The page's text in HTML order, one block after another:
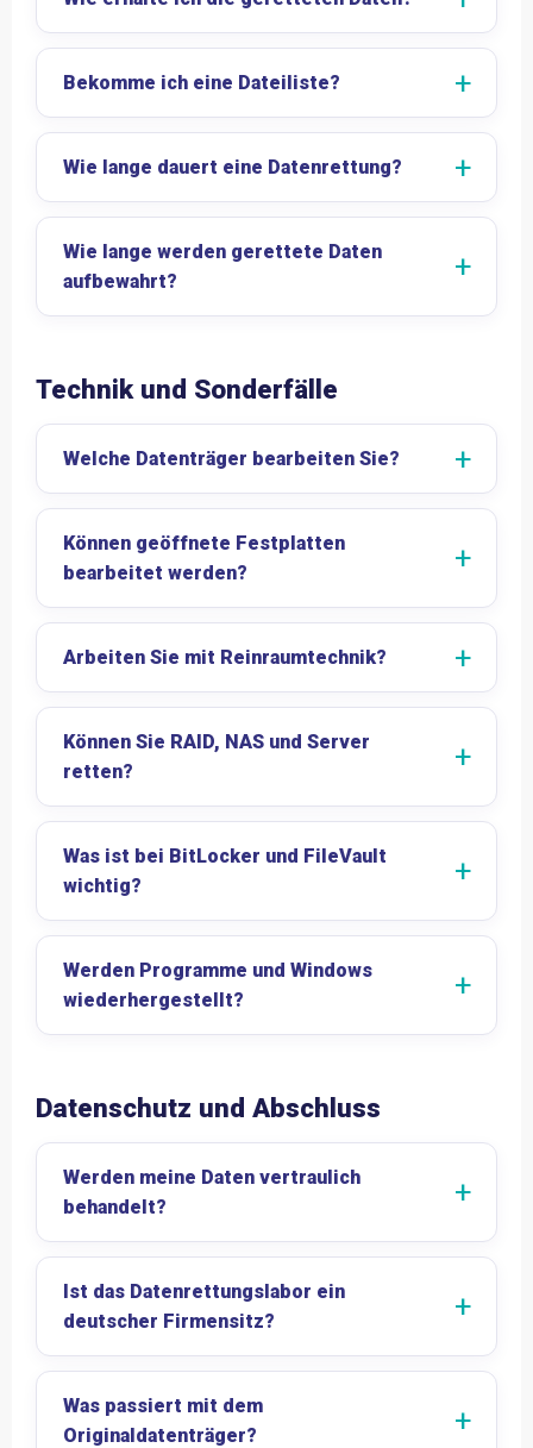
Bekomme ich eine Dateiliste?
Wie lange dauert eine Datenrettung?
Wie lange werden gerettete Daten
aufbewahrt?
Technik und Sonderfälle
Welche Datenträger bearbeiten Sie?
Können geöffnete Festplatten
bearbeitet werden?
Arbeiten Sie mit Reinraumtechnik?
Können Sie RAID, NAS und Server
retten?
Was ist bei BitLocker und FileVault
wichtig?
Werden Programme und Windows
wiederhergestellt?
Datenschutz und Abschluss
Werden meine Daten vertraulich
behandelt?
Ist das Datenrettungslabor ein
deutscher Firmensitz?
Was passiert mit dem
Originaldatenträger?